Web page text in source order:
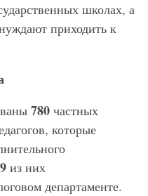
школах, а
приходить к
780 частных
которые
из них
департаменте.